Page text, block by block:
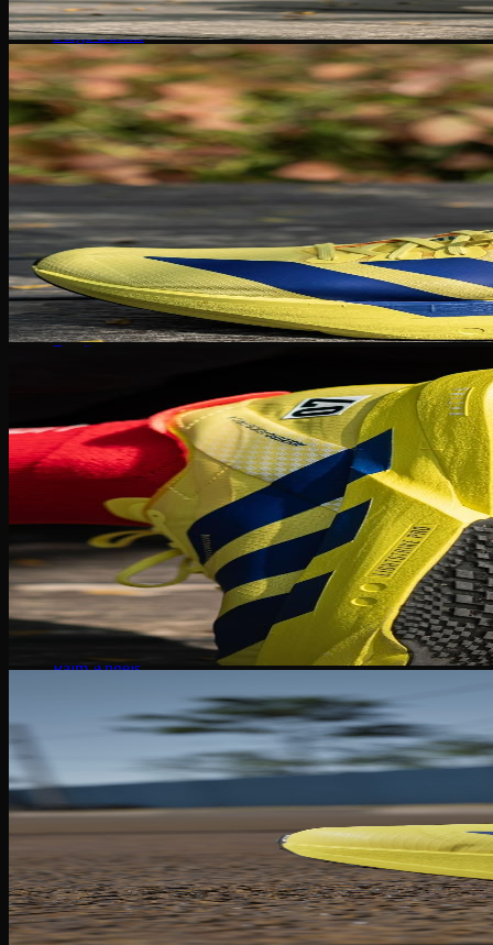
Miller Harris
Serge Lutens
Maison Francis
Maison Margiela
Gentle Monster
Prada
Louis Vuitton
Dior
Gucci
Saint Laurent
Bottega Veneta
Versace
Fendi
Ray Ban
Gucci
Champion
Coach
Fendi
Celine
Louis Vuitton
Maison Margiela
Dolce & Gabbana
Chanel
Montblanc
Bape
Fila
Chloe
Palm Angels
Adilette Slides
Dép Fear Of God
Dr. Martens
Nike
MLB
Bottega Veneta
Gucci